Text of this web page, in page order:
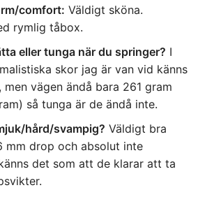
comfort: Väldigt sköna.
rymlig tåbox.
eller tunga när du springer? I
skor jag är van vid känns
vägen ändå bara 261 gram
så tunga är de ändå inte.
hård/svampig? Väldigt bra
mm drop och absolut inte
det som att de klarar att ta